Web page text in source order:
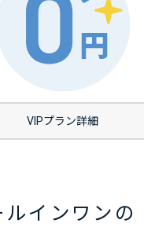
VIPプラン詳細
ルインワンの